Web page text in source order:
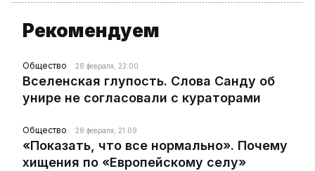
Рекомендуем
Общество 28 февраля, 23:00
Вселенская глупость. Слова Санду об
унире не согласовали с кураторами
Общество 28 февраля, 21:09
«Показать, что все нормально». Почему
хищения по «Европейскому селу»